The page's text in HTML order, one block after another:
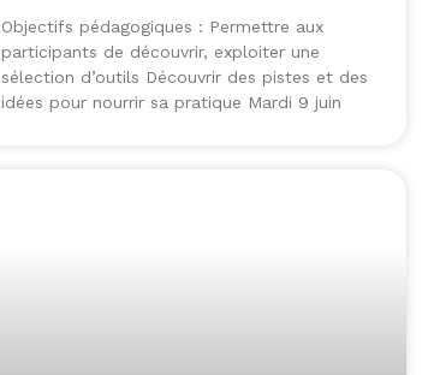
Objectifs pédagogiques : Permettre aux
participants de découvrir, exploiter une
sélection d’outils Découvrir des pistes et des
idées pour nourrir sa pratique Mardi 9 juin